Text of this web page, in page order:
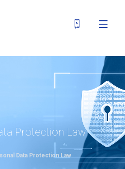
Protection Law
Data Protection Law